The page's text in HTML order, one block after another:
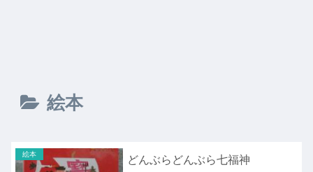
絵本
絵本 どんぶらどんぶら七福神